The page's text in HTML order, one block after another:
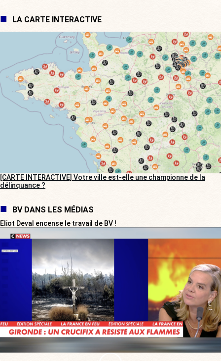
LA CARTE INTERACTIVE
[CARTE INTERACTIVE] Votre ville est-elle une championne de la
délinquance ?
BV DANS LES MÉDIAS
Eliot Deval encense le travail de BV !